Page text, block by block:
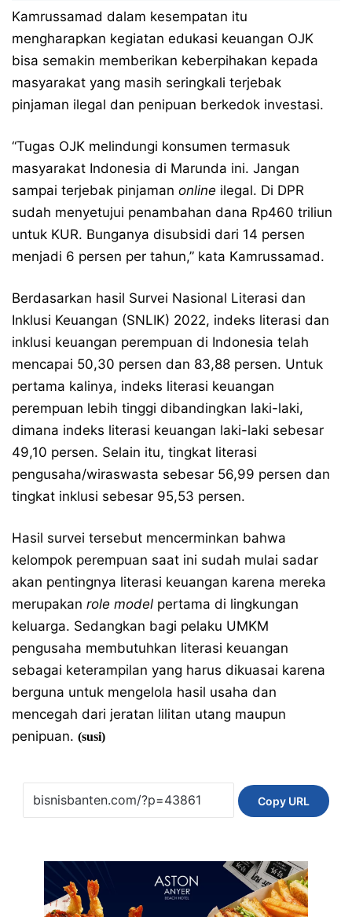
Kamrussamad dalam kesempatan itu
mengharapkan kegiatan edukasi keuangan OJK
bisa semakin memberikan keberpihakan kepada
masyarakat yang masih seringkali terjebak
pinjaman ilegal dan penipuan berkedok investasi.
“Tugas OJK melindungi konsumen termasuk
masyarakat Indonesia di Marunda ini. Jangan
sampai terjebak pinjaman online ilegal. Di DPR
sudah menyetujui penambahan dana Rp460 triliun
untuk KUR. Bunganya disubsidi dari 14 persen
menjadi 6 persen per tahun,” kata Kamrussamad.
Berdasarkan hasil Survei Nasional Literasi dan
Inklusi Keuangan (SNLIK) 2022, indeks literasi dan
inklusi keuangan perempuan di Indonesia telah
mencapai 50,30 persen dan 83,88 persen. Untuk
pertama kalinya, indeks literasi keuangan
perempuan lebih tinggi dibandingkan laki-laki,
dimana indeks literasi keuangan laki-laki sebesar
49,10 persen. Selain itu, tingkat literasi
pengusaha/wiraswasta sebesar 56,99 persen dan
tingkat inklusi sebesar 95,53 persen.
Hasil survei tersebut mencerminkan bahwa
kelompok perempuan saat ini sudah mulai sadar
akan pentingnya literasi keuangan karena mereka
merupakan role model pertama di lingkungan
keluarga. Sedangkan bagi pelaku UMKM
pengusaha membutuhkan literasi keuangan
sebagai keterampilan yang harus dikuasai karena
berguna untuk mengelola hasil usaha dan
mencegah dari jeratan lilitan utang maupun
penipuan. (susi)
Copy URL